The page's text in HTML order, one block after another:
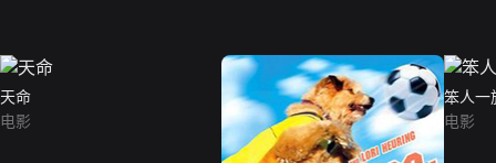
天命
电影
笨人一
电影